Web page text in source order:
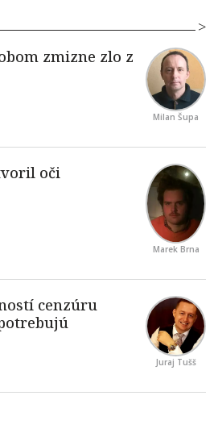
Milan Šupa
Marek Brna
Juraj Tušš